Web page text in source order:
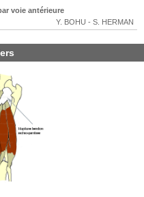
voie antérieure
Y. BOHU - S. HERMAN